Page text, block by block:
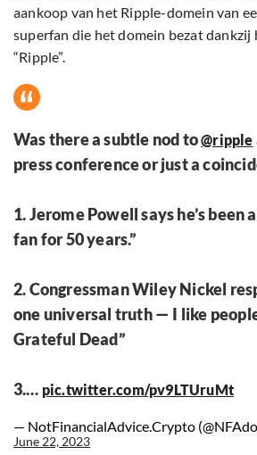
aankoop van het Ripple-domein van
superfan die het domein bezat dankzij
“Ripple”.
Was there a subtle nod to@ripple
press conference or just a
1. Jerome Powell says he’s been
fan for 50 years.”
2. Congressman Wiley Nickel
one universal truth — I like
Grateful Dead”
3.… pic.twitter.com/pv9LTUruMt
— NotFinancialAdvice.Crypto
June 22, 2023